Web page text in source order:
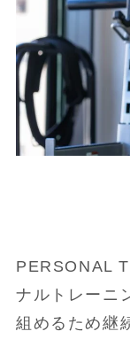
PERSONAL
ナルトレーニ
組めるため継